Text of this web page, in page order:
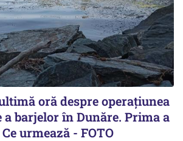
oră despre operațiunea
a barjelor în Dunăre. Prima a
urmează - FOTO